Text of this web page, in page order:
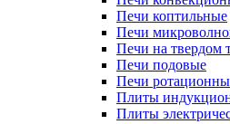
Печи коптильные
Печи
Печи на твердом
Печи подовые
Печи
Плиты
Плиты